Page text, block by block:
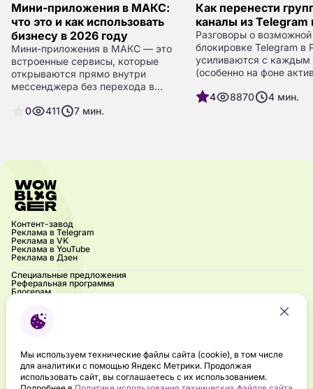
Мини-приложения в МАКС:
что это и как использовать
бизнесу в 2026 году
Мини-приложения в МАКС — это
встроенные сервисы, которые
открываются прямо внутри
мессенджера без перехода в
мобильного приложения. По
8 млн человек с активным ростом,
34 лет. Платформа постепенно
открывает разработчикам
инструменты для собственных
сервисов. Технология находится на
раннем этапе: возможности
расширяются, окончательный
набор инструментов формируется.
Для бизнеса это
экспериментальное окно с
конкуренцией.
0 411 7 мин.
Как перенести
каналы из Telegram
Разговоры о возможной
блокировке Telegram в
усиливаются с
(особенно на фоне
медиа и блогеры
всего называют MAX. Подробнее о
4 8870 4 мин.
Контент-завод
Реклама в Telegram
Реклама в VK
Реклама в YouTube
Реклама в Дзен
Специальные предложения
Реферальная программа
Блогерам
Частые вопросы
Контакты
Мероприятия
Подкаст «Ух ты! Это influence?»
Правовая информация
Направления деятельности в сфере ИТ
Мы используем технические файлы сайта (cookie), в том числе
для аналитики с помощью Яндекс Метрики. Продолжая
использовать сайт, вы соглашаетесь с их использованием.